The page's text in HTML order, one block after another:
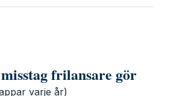
frilansare gör
varje år)